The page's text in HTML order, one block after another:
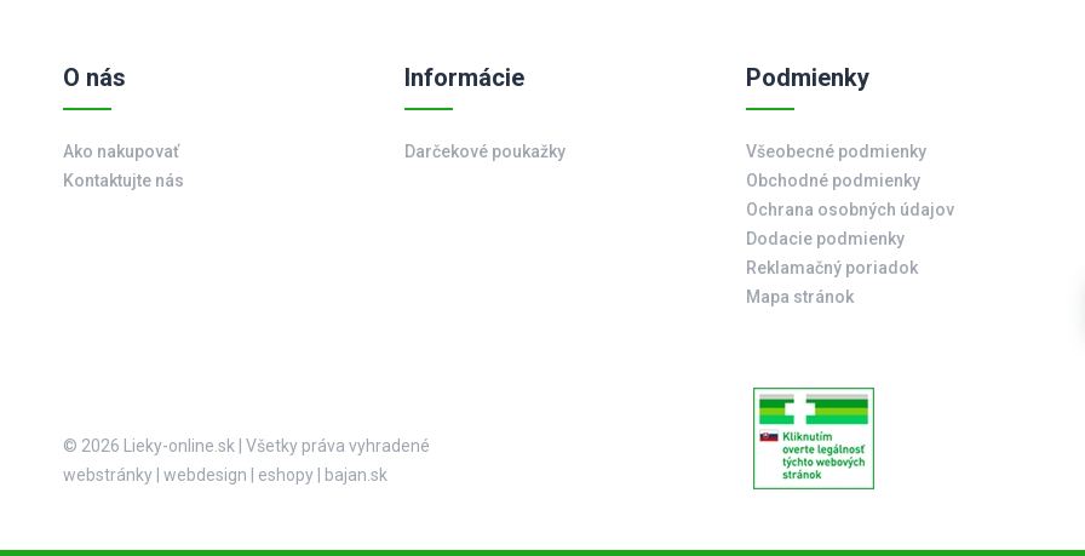
O nás
Ako nakupovať
Kontaktujte nás
Informácie
Darčekové poukažky
Podmienky
Všeobecné podmienky
Obchodné podmienky
Ochrana osobných údajov
Dodacie podmienky
Reklamačný poriadok
Mapa stránok
© 2026 Lieky-online.sk
Všetky práva vyhradené
webstránky webdesign eshopy bajan.sk